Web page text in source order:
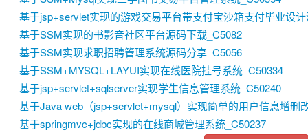
基于jsp+servlet实现的游戏交易平台带支付宝沙箱支付毕业设
基于SSM实现的书影音社区平台源码下载_C5082
基于SSM实现求职招聘管理系统源码分享_C5056
基于SSM+MYSQL+LAYUI实现在线医院挂号系统_C50334
基于jsp+servlet+sqlserver实现学生信息管理系统_C50240
基于Java web（jsp+servlet+mysql）实现简单的用户信息增删
基于springmvc+jdbc实现的在线商城管理系统_C50237